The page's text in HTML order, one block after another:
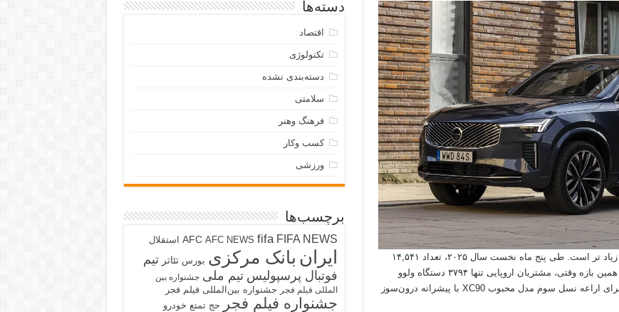
به نحوه چشمگیری از ولوو EX90 زیاد تر است. طی پنج ماه نخست سال ۲۰۲۵، تعداد ۱۴,۵۴۱
دستگاه ولوو XC90 در بازار اروپا به فروش رسید. در همین بازه وقتی، مشتریان اروپایی تنها ۳۷۹۴ دستگاه ولوو
EX90 خریدند. این تفاوت فاحش در فروش، ولوو را برای اراعه نسل سوم مدل محبوب XC90 با پیشرانه درون‌سوز
دسته‌ها
اقتصاد
تکنولوژی
دسته‌بندی نشده
سلامتی
فرهنگ وهنر
کسب وکار
ورزشی
برچسب‌ها
AFC AFC NEWS fifa FIFA NEWS استقلال
ایران بانک مرکزی بورس تئاتر تیم
فوتبال پرسپولیس تیم ملی جشنواره بین
المللی فیلم فجر جشنواره بین‌المللی فیلم فجر
جشنواره فیلم فجر حج تمتع خودرو